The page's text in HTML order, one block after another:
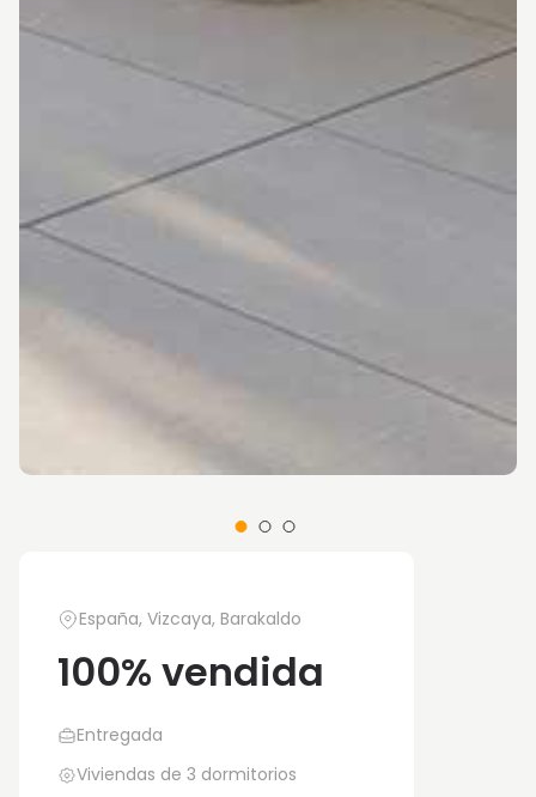
España, Vizcaya, Barakaldo
100% vendida
Entregada
Viviendas de 3 dormitorios